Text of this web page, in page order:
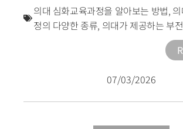
의대 심화교육과정을 알아보는 방법,
정의 다양한 종류, 의대가 제공하는 부
07/03/2026